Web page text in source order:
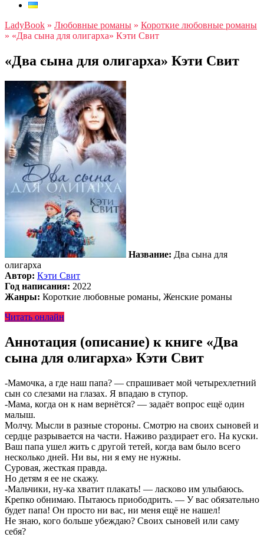
LadyBook » Любовные романы » Короткие любовные романы
» «Два сына для олигарха» Кэти Свит
«Два сына для олигарха» Кэти Свит
Название: Два сына для
олигарха
Автор: Кэти Свит
Год написания: 2022
Жанры: Короткие любовные романы, Женские романы
Читать онлайн
Аннотация (описание) к книге «Два
сына для олигарха» Кэти Свит
-Мамочка, а где наш папа? — спрашивает мой четырехлетний
сын со слезами на глазах. Я впадаю в ступор.
-Мама, когда он к нам вернётся? — задаёт вопрос ещё один
малыш.
Молчу. Мысли в разные стороны. Смотрю на своих сыновей и
сердце разрывается на части. Наживо раздирает его. На куски.
Ваш папа ушел жить с другой тетей, когда вам было всего
несколько дней. Ни вы, ни я ему не нужны.
Суровая, жесткая правда.
Но детям я ее не скажу.
-Мальчики, ну-ка хватит плакать! — ласково им улыбаюсь.
Крепко обнимаю. Пытаюсь приободрить. — У вас обязательно
будет папа! Он просто ни вас, ни меня ещё не нашел!
Не знаю, кого больше убеждаю? Своих сыновей или саму
себя?